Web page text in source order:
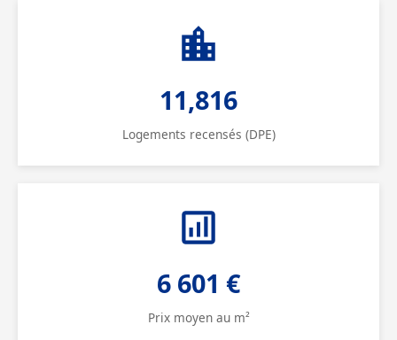
11,816
Logements recensés (DPE)
6 601 €
Prix moyen au m²